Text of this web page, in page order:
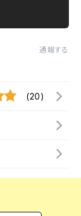
通報する
(20)